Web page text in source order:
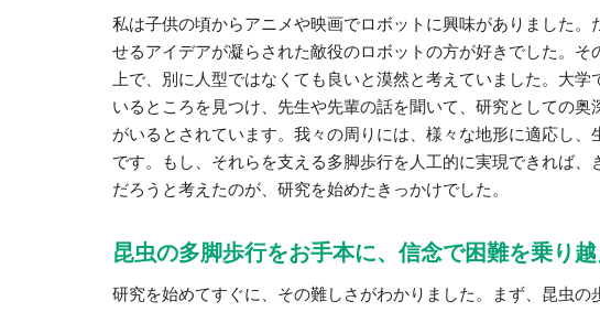
私は子供の頃からアニメや映画でロボットに興味がありました
せるアイデアが凝らされた敵役のロボットの方が好きでした。
上で、別に人型ではなくても良いと漠然と考えていました。大
いるところを見つけ、先生や先輩の話を聞いて、研究としての
がいるとされています。我々の周りには、様々な地形に適応し
です。もし、それらを支える多脚歩行を人工的に実現できれば
だろうと考えたのが、研究を始めたきっかけでした。
昆虫の多脚歩行をお手本に、信念で困難を乗り
研究を始めてすぐに、その難しさがわかりました。まず、昆虫の